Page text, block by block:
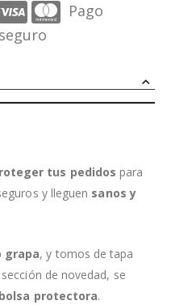
Pago
seguro
tus pedidos para
y lleguen sanos y
grapa, y tomos de tapa
de novedad, se
bolsa protectora.